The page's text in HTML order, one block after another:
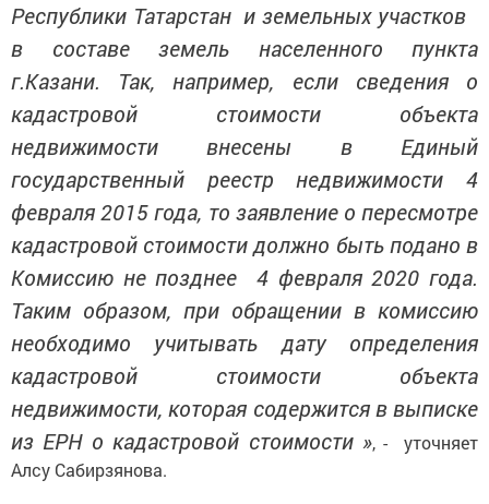
Республики Татарстан и земельных участков
в составе земель населенного пункта
г.Казани. Так, например, если сведения о
кадастровой стоимости объекта
недвижимости внесены в Единый
государственный реестр недвижимости 4
февраля 2015 года, то заявление о пересмотре
кадастровой стоимости должно быть подано в
Комиссию не позднее 4 февраля 2020 года.
Таким образом, при обращении в комиссию
необходимо учитывать дату определения
кадастровой стоимости объекта
недвижимости, которая содержится в выписке
из ЕРН о кадастровой стоимости », - уточняет
Алсу Сабирзянова.